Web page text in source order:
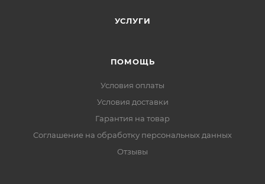
УСЛУГИ
ПОМОЩЬ
Условия оплаты
Условия доставки
Гарантия на товар
Соглашение на обработку персональных данных
Отзывы